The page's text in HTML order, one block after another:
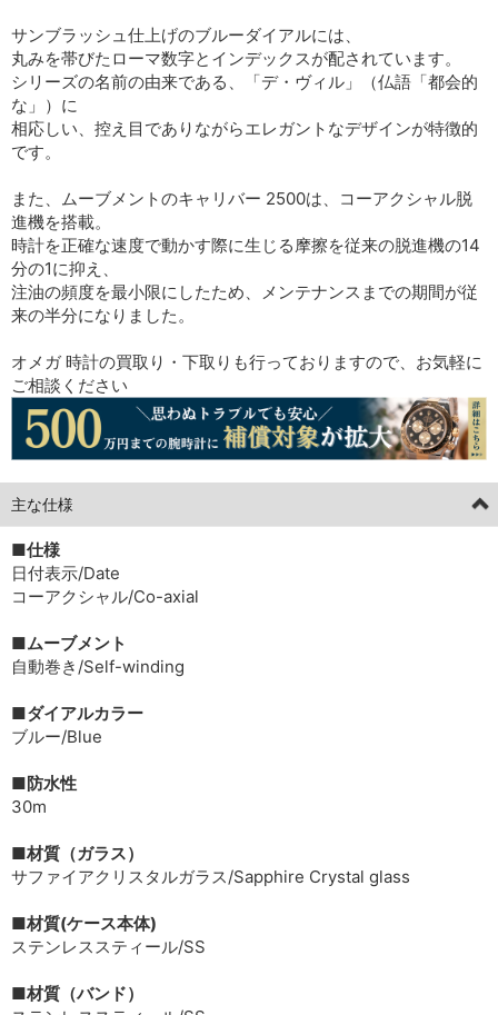
サンブラッシュ仕上げのブルーダイアルには、
丸みを帯びたローマ数字とインデックスが配されています。
シリーズの名前の由来である、「デ・ヴィル」（仏語「都会的
な」）に
相応しい、控え目でありながらエレガントなデザインが特徴的
です。
また、ムーブメントのキャリバー 2500は、コーアクシャル脱
進機を搭載。
時計を正確な速度で動かす際に生じる摩擦を従来の脱進機の14
分の1に抑え、
注油の頻度を最小限にしたため、メンテナンスまでの期間が従
来の半分になりました。
オメガ 時計の買取り・下取りも行っておりますので、お気軽に
ご相談ください
主な仕様
■仕様
日付表示/Date
コーアクシャル/Co-axial
■ムーブメント
自動巻き/Self-winding
■ダイアルカラー
ブルー/Blue
■防水性
30m
■材質（ガラス）
サファイアクリスタルガラス/Sapphire Crystal glass
■材質(ケース本体)
ステンレススティール/SS
■材質（バンド）